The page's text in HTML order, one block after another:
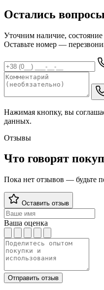
Остались
Уточним наличие,
Оставьте номер —
Нажимая кнопку, вы
данных.
Отзывы
Что говорят
Пока нет отзывов — будьте
Оставить отзыв
Ваша оценка
Отправить отзыв